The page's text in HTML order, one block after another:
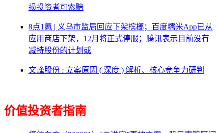
损投资者可索赔
8点1氪 | 义乌市监局回应下架槟榔；百度糯米App已从
应用商店下架，12月将正式停服；腾讯表示目前没有
减持股份的计划或
文峰股份 : 立案原因 ( 深度 ) 解析、核心竞争力研判
价值投资者指南